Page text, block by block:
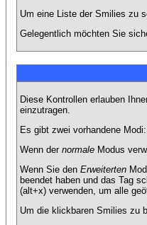
Um eine Liste der Smilies zu
Gelegentlich möchten Sie
Diese Kontrollen erlauben
einzutragen.
Es gibt zwei vorhandene Modi:
Wenn der normaleModus
Wenn Sie den Erweiterten
beendet haben und das Tag
(alt+x) verwenden, um alle
Um die klickbaren Smilies zu